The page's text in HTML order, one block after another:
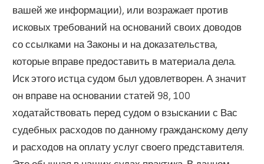
вашей же информации), или возражает против
исковых требований на оснований своих доводов
со ссылками на Законы и на доказательства,
которые вправе предоставить в материала дела.
Иск этого истца судом был удовлетворен. А значит
он вправе на основании статей 98, 100
ходатайствовать перед судом о взыскании с Вас
судебных расходов по данному гражданскому делу
и расходов на оплату услуг своего представителя.